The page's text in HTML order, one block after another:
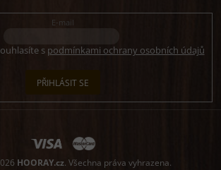
E-mail
s podmínkami ochrany osobních údajů
PŘIHLÁSIT SE
HOORAY.cz. Všechna práva vyhrazena.